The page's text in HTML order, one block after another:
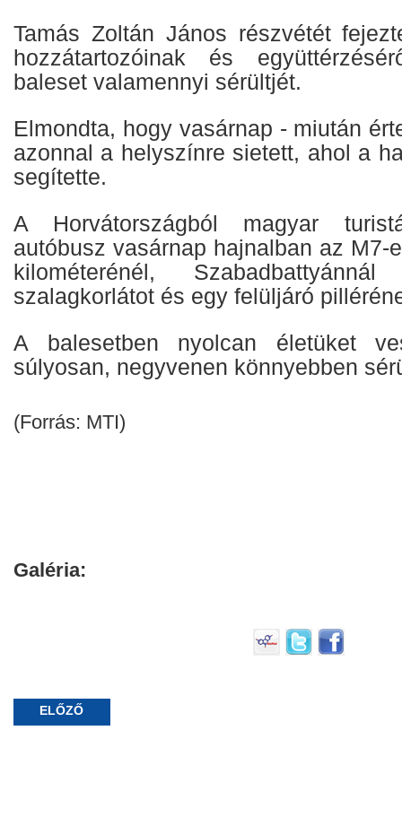
Tamás Zoltán János részvétét
hozzátartozóinak és
baleset valamennyi sérültjét.
Elmondta, hogy vasárnap - miután
azonnal a helyszínre sietett, ahol a
segítette.
A Horvátországból magyar
autóbusz vasárnap hajnalban az M7-
kilométerénél,
szalagkorlátot és egy felüljáró
A balesetben nyolcan életüket
súlyosan, negyvenen könnyebben
(Forrás: MTI)
Galéria:
ELŐZŐ